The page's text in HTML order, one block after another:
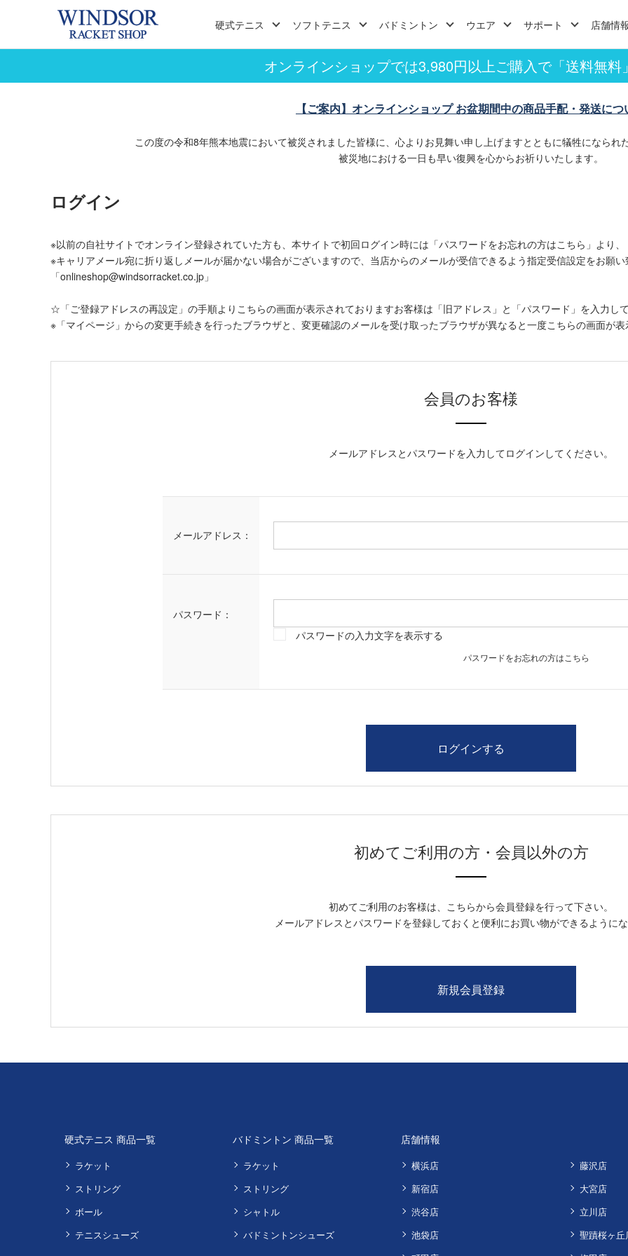
硬式テニス ソフトテニス バドミントン ウエア サポート 店舗情
オンラインショップでは3,980円以上ご購入で「送料無料
【ご案内】オンラインショップ お盆期間中の商品手配・発送につ
この度の令和8年熊本地震において被災されました皆様に、心よりお見舞い申し上げますとともに犠牲になられ
被災地における一日も早い復興を心からお祈りいたします。
ログイン
※以前の自社サイトでオンライン登録されていた方も、本サイトで初回ログイン時には「パスワードをお忘れの方はこちら」より
※キャリアメール宛に折り返しメールが届かない場合がございますので、当店からのメールが受信できるよう指定受信設定をお願
「onlineshop@windsorracket.co.jp」
☆「ご登録アドレスの再設定」の手順よりこちらの画面が表示されておりますお客様は「旧アドレス」と「パスワード」を入力し
※「マイページ」からの変更手続きを行ったブラウザと、変更確認のメールを受け取ったブラウザが異なると一度こちらの画面が
会員のお客様
メールアドレスとパスワードを入力してログインしてください。
メールアドレス：
パスワード：
パスワードの入力文字を表示する
パスワードをお忘れの方はこちら
初めてご利用の方・会員以外の方
初めてご利用のお客様は、こちらから会員登録を行って下さい。
メールアドレスとパスワードを登録しておくと便利にお買い物ができるように
硬式テニス 商品一覧
ラケット
ストリング
ボール
テニスシューズ
バドミントン 商品一覧
ラケット
ストリング
シャトル
バドミントンシューズ
店舗情報
横浜店
新宿店
渋谷店
池袋店
藤沢店
大宮店
立川店
聖蹟桜ヶ丘